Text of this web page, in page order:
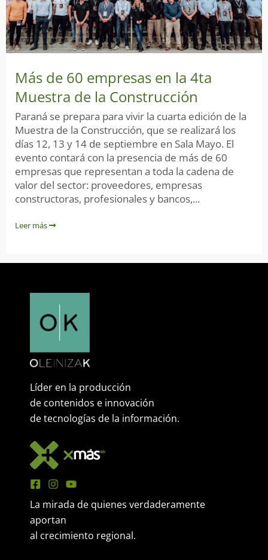
Más de 60 empresas en la 4ta
Muestra de la Construcción
Paraná se prepara para vivir la cuarta edición de la
Muestra de la Construcción, que se realizará los
días 12, 13 y 14 de septiembre en Sala Mayo. El
evento contará con la presencia de más de 60
empresas que representan a toda la cadena de
valor del sector: proveedores, empresas
constructoras, profesionales y bancos,...
Leer más
Líder en la producción
de contenidos e innovación
de tecnologías de la información.
La mirada de quienes verdaderamente
aportan
al crecimiento regional.